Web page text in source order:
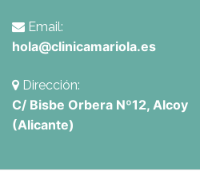
Email:
hola@clinicamariola.es
Dirección:
C/ Bisbe Orbera Nº12, Alcoy
(Alicante)